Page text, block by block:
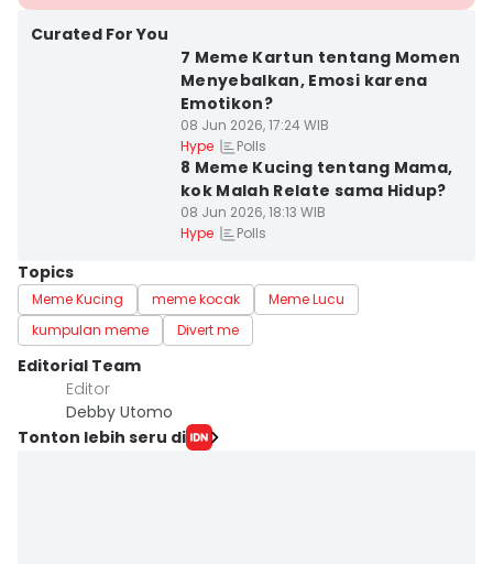
Curated For You
7 Meme Kartun tentang Momen
Menyebalkan, Emosi karena
Emotikon?
08 Jun 2026, 17:24 WIB
Hype
Polls
8 Meme Kucing tentang Mama,
kok Malah Relate sama Hidup?
08 Jun 2026, 18:13 WIB
Hype
Polls
Topics
Meme Kucing meme kocak
Meme Lucu
kumpulan meme
Divert me
Editorial Team
Editor
Debby Utomo
Tonton lebih seru di